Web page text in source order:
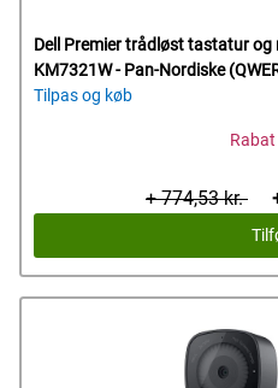
Dell Premier trådløst tastatur og
KM7321W - Pan-Nordiske
Tilpas og køb
Rabat
Start
ved
+ 774,53 kr.
Dells
pris